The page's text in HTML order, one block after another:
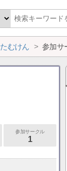
たむけん 参加サ
参加サークル
1